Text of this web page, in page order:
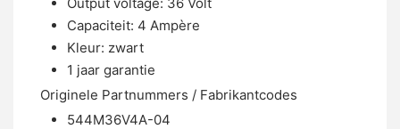
Capaciteit: 4 Ampère
Kleur: zwart
1 jaar garantie
Originele Partnummers / Fabrikantcodes
544M36V4A-04